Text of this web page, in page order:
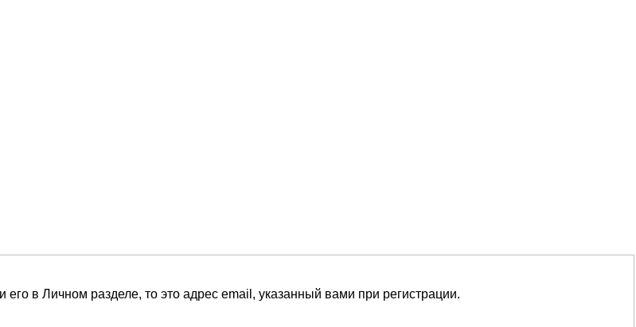
в Личном разделе, то это адрес email, указанный вами при регистрации.